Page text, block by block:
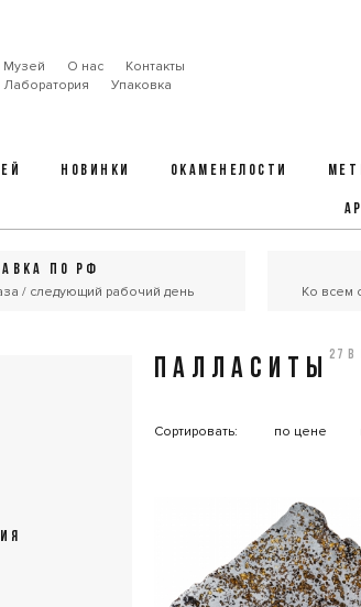
Музей О нас
Контакты
Лаборатория
Упаковка
НОВИНКИ ОКАМЕНЕЛОСТИ
ПО РФ
/ следующий рабочий день
Ко всем
ПАЛЛАСИТЫ 27 в
Сортировать: по цене